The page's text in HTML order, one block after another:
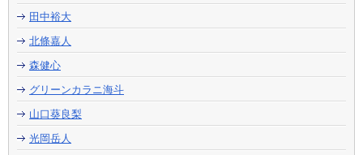
田中裕大
北條嘉人
森健心
グリーンカラニ海斗
山口葵良梨
光岡岳人